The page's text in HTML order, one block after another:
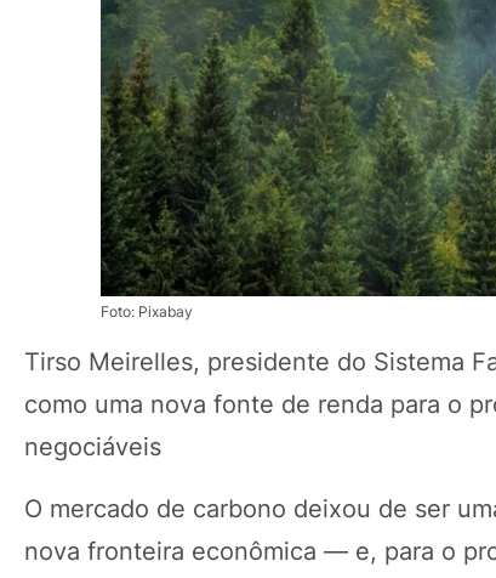
Foto: Pixabay
Tirso Meirelles, presidente do Sistema
como uma nova fonte de renda para o
negociáveis
O mercado de carbono deixou de ser
nova fronteira econômica — e, para o